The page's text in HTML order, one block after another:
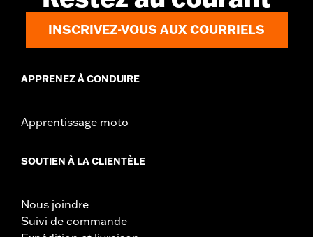
d.com/warrantypour obtenir tous les détails
INSCRIVEZ-VOUS AUX COURRIELS
APPRENEZ À CONDUIRE
Apprentissage moto
SOUTIEN À LA CLIENTÈLE
Nous joindre
Suivi de commande